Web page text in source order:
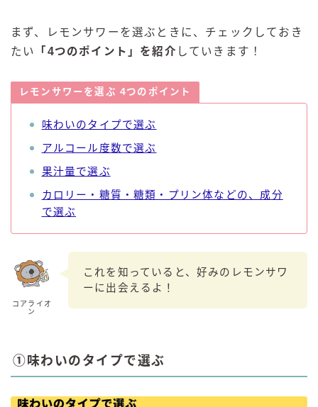
まず、レモンサワーを選ぶときに、チェックしておき
たい
「4つのポイント」を紹介 していきます！
レモンサワーを選ぶ 4つのポイント
味わいのタイプで選ぶ
アルコール度数で選ぶ
果汁量で選ぶ
カロリー・糖質・糖類・プリン体などの、成分
で選ぶ
コアライオ
ン
これを知っていると、好みのレモンサワ
ーに出会えるよ！
①味わいのタイプで選ぶ